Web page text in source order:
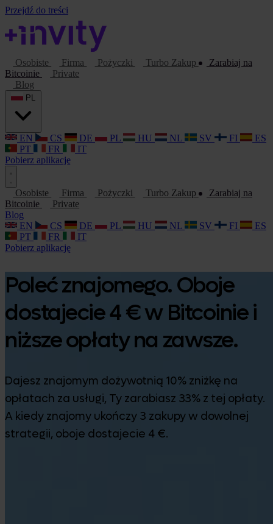
Przejdź do treści
Osobiste Firma Pożyczki Turbo Zakup
Zarabiaj na
Bitcoinie
Private
Blog
EN CS DE PL HU NL SV FI
ES
PT
FR
IT
Pobierz aplikację
Osobiste Firma Pożyczki Turbo Zakup
Zarabiaj na
Bitcoinie
Private
Blog
EN
CS DE PL HU NL SV FI
ES
PT
FR
IT
Pobierz aplikację
Poleć znajomego. Oboje
dostajecie 4 € w Bitcoinie i
niższe opłaty na zawsze.
Dajesz znajomym dożywotnią 10% zniżkę na
opłatach za usługi, Ty zarabiasz 33% z tej opłaty.
A kiedy znajomy ukończy 3 zakupy w dowolnej
strategii, oboje dostajecie 4 €.